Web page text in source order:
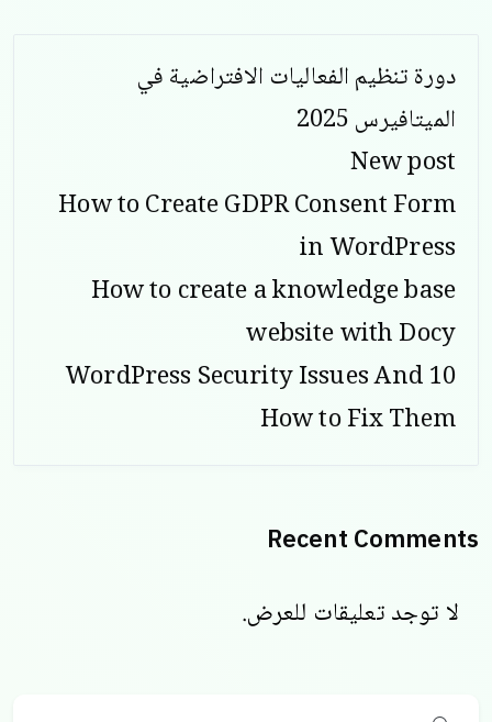
دورة تنظيم الفعاليات الافتراضية في
الميتافيرس 2025
New post
How to Create GDPR Consent Form
in WordPress
How to create a knowledge base
website with Docy
10 WordPress Security Issues And
How to Fix Them
Recent Comments
لا توجد تعليقات للعرض.